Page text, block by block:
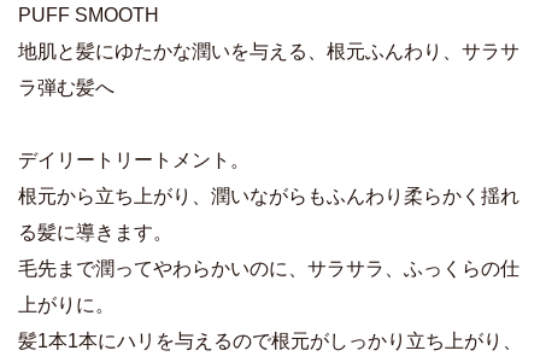
PUFF SMOOTH
地肌と髪にゆたかな潤いを与える、根元ふんわり、サラサ
ラ弾む髪へ
デイリートリートメント。
根元から立ち上がり、潤いながらもふんわり柔らかく揺れ
る髪に導きます。
毛先まで潤ってやわらかいのに、サラサラ、ふっくらの仕
上がりに。
髪1本1本にハリを与えるので根元がしっかり立ち上がり、